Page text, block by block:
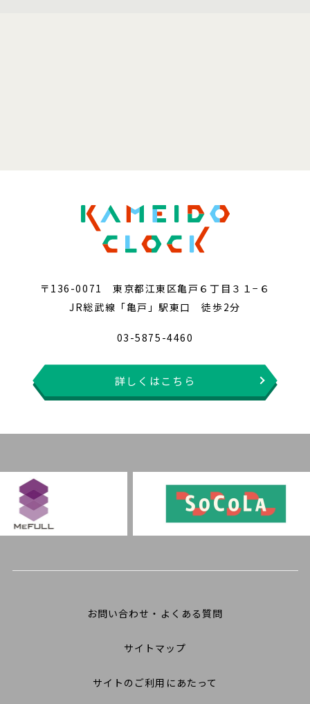
〒136-0071 東京都江東区亀戸６丁目３１−６
JR総武線「亀戸」駅東口 徒歩2分
03-5875-4460
詳しくはこちら
お問い合わせ・よくある質問
サイトマップ
サイトのご利用にあたって